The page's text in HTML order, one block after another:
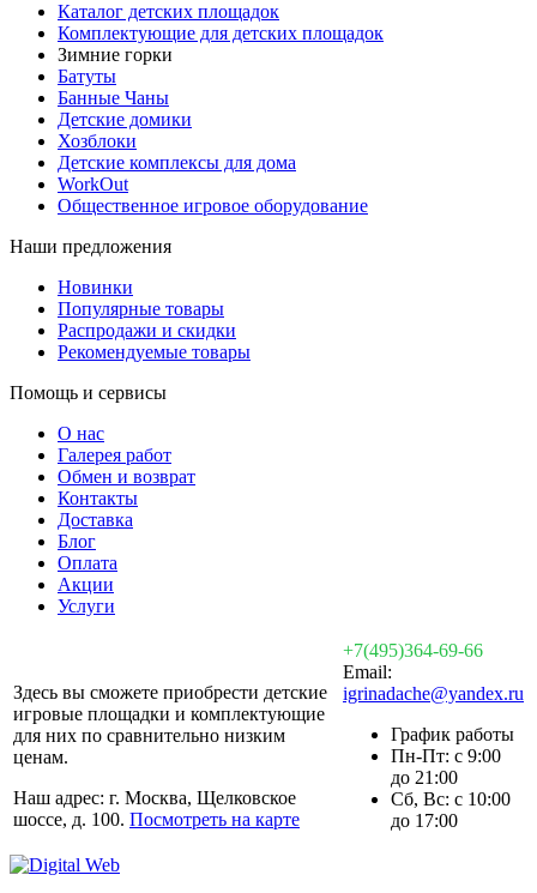
Каталог детских площадок
Комплектующие для детских площадок
Зимние горки
Батуты
Банные Чаны
Детские домики
Хозблоки
Детские комплексы для дома
WorkOut
Общественное игровое оборудование
Наши предложения
Новинки
Популярные товары
Распродажи и скидки
Рекомендуемые товары
Помощь и сервисы
О нас
Галерея работ
Обмен и возврат
Контакты
Доставка
Блог
Оплата
Акции
Услуги
Здесь вы сможете приобрести детские
игровые площадки и комплектующие
для них по сравнительно низким
ценам.
Наш адрес: г. Москва, Щелковское
шоссе, д. 100. Посмотреть на карте
+7(495)364-69-66
Email:
igrinadache@yandex.ru
График работы
Пн-Пт: с 9:00
до 21:00
Сб, Вс: с 10:00
до 17:00